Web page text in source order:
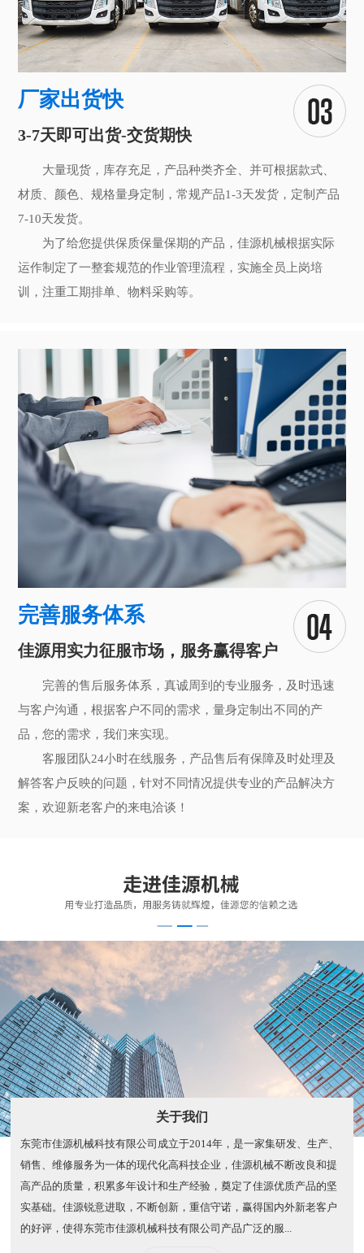
厂家出货快
3-7天即可出货-交货期快
大量现货，库存充足，产品种类齐全、并可根据款式、
材质、颜色、规格量身定制，常规产品1-3天发货，定制产品
7-10天发货。
为了给您提供保质保量保期的产品，佳源机械根据实际
运作制定了一整套规范的作业管理流程，实施全员上岗培
训，注重工期排单、物料采购等。
完善服务体系
佳源用实力征服市场，服务赢得客户
完善的售后服务体系，真诚周到的专业服务，及时迅速
与客户沟通，根据客户不同的需求，量身定制出不同的产
品，您的需求，我们来实现。
客服团队24小时在线服务，产品售后有保障及时处理及
解答客户反映的问题，针对不同情况提供专业的产品解决方
案，欢迎新老客户的来电洽谈！
关于我们
东莞市佳源机械科技有限公司成立于2014年，是一家集研发、生产、
销售、维修服务为一体的现代化高科技企业，佳源机械不断改良和提
高产品的质量，积累多年设计和生产经验，奠定了佳源优质产品的坚
实基础。佳源锐意进取，不断创新，重信守诺，赢得国内外新老客户
的好评，使得东莞市佳源机械科技有限公司产品广泛的服...